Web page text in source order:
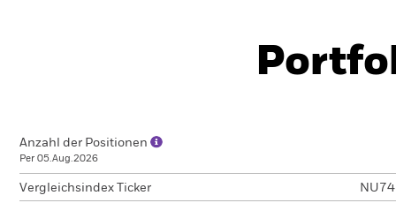
Anzahl der Positionen
Per 05.Aug.2026
Vergleichsindex Ticker